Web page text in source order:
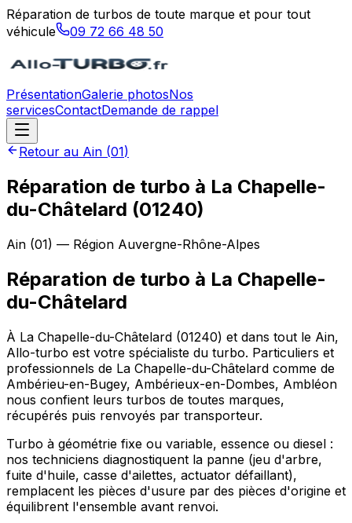
Réparation de turbos de toute marque et pour tout
véhicule
09 72 66 48 50
PrésentationGalerie photosNos
servicesContactDemande de rappel
Retour au Ain (01)
Réparation de turbo à La Chapelle-
du-Châtelard (01240)
Ain (01) — Région Auvergne-Rhône-Alpes
Réparation de turbo à La Chapelle-
du-Châtelard
À La Chapelle-du-Châtelard (01240) et dans tout le Ain,
Allo-turbo est votre spécialiste du turbo. Particuliers et
professionnels de La Chapelle-du-Châtelard comme de
Ambérieu-en-Bugey, Ambérieux-en-Dombes, Ambléon
nous confient leurs turbos de toutes marques,
récupérés puis renvoyés par transporteur.
Turbo à géométrie fixe ou variable, essence ou diesel :
nos techniciens diagnostiquent la panne (jeu d'arbre,
fuite d'huile, casse d'ailettes, actuator défaillant),
remplacent les pièces d'usure par des pièces d'origine et
équilibrent l'ensemble avant renvoi.